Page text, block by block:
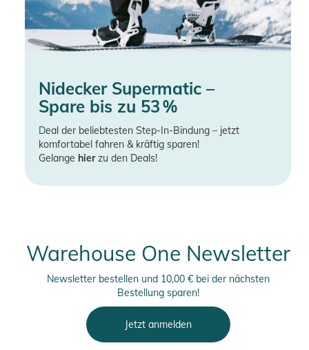
Nidecker Supermatic –
Spare bis zu 53 %
Deal der beliebtesten Step-In-Bindung – jetzt
komfortabel fahren & kräftig sparen!
Gelange hierzu den Deals!
Warehouse One Newsletter
Newsletter bestellen und 10,00 € bei der nächsten
Bestellung sparen!
Jetzt anmelden